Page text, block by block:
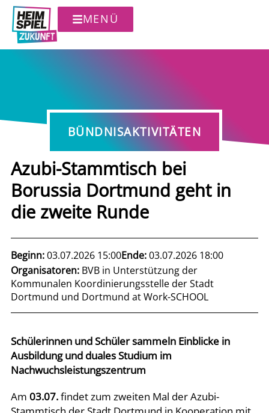
MENÜ
BÜNDNISAKTIVITÄTEN
Azubi-Stammtisch bei
Borussia Dortmund geht in
die zweite Runde
Beginn:03.07.2026 15:00Ende:03.07.2026 18:00
Organisatoren: BVB in Unterstützung der
Kommunalen Koordinierungsstelle der Stadt
Dortmund und Dortmund at Work-SCHOOL
Schülerinnen und Schüler sammeln Einblicke in
Ausbildung und duales Studium im
Nachwuchsleistungszentrum
Am 03.07.findet zum zweiten Mal der Azubi-